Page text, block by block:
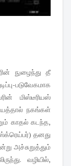
நுழைந்து தீ
படுவேகமாக
மிஸ்டீரியஸ்
நகங்கள்
காதல் கடந்த,
ஸ்க்ரெய்பர்) தனது
அச்சுறுத்தும்
வழியில்,